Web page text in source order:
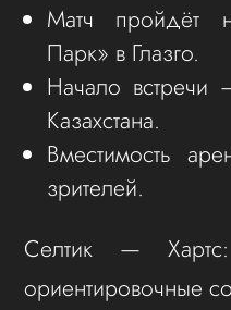
Матч пройдёт
Парк» в Глазго.
Начало
Казахстана.
Вместимость
зрителей.
Селтик —
ориентировочные